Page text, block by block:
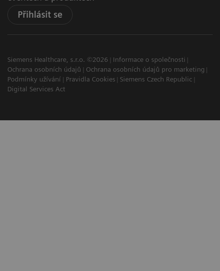
Přihlásit se
Siemens Healthcare, s.r.o. ©2026
Informace o společnosti
Ochrana osobních údajů
Ochrana osobních údajů pro marketing
Podmínky užívání
Pravidla Cookies
Siemens Czech Republic
Digital Services Act